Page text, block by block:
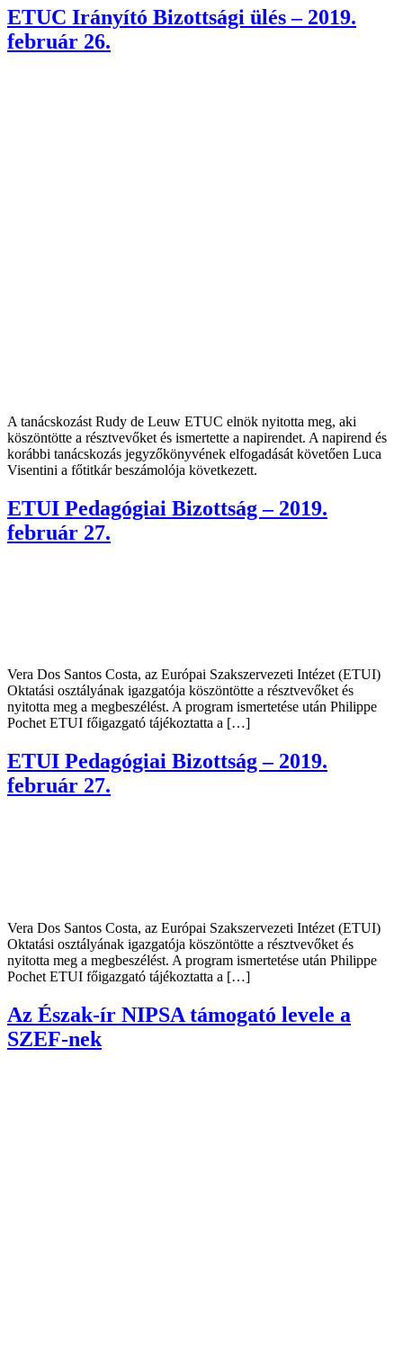
ETUC Irányító Bizottsági ülés – 2019.
február 26.
A tanácskozást Rudy de Leuw ETUC elnök nyitotta meg, aki
köszöntötte a résztvevőket és ismertette a napirendet. A napirend és
korábbi tanácskozás jegyzőkönyvének elfogadását követően Luca
Visentini a főtitkár beszámolója következett.
ETUI Pedagógiai Bizottság – 2019.
február 27.
Vera Dos Santos Costa, az Európai Szakszervezeti Intézet (ETUI)
Oktatási osztályának igazgatója köszöntötte a résztvevőket és
nyitotta meg a megbeszélést. A program ismertetése után Philippe
Pochet ETUI főigazgató tájékoztatta a […]
ETUI Pedagógiai Bizottság – 2019.
február 27.
Vera Dos Santos Costa, az Európai Szakszervezeti Intézet (ETUI)
Oktatási osztályának igazgatója köszöntötte a résztvevőket és
nyitotta meg a megbeszélést. A program ismertetése után Philippe
Pochet ETUI főigazgató tájékoztatta a […]
Az Észak-ír NIPSA támogató levele a
SZEF-nek